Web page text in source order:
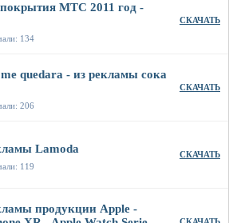
МТС 2011 год -
134
СКАЧАТЬ
quedara - из рекламы сока
206
СКАЧАТЬ
Lamoda
119
СКАЧАТЬ
продукции Apple -